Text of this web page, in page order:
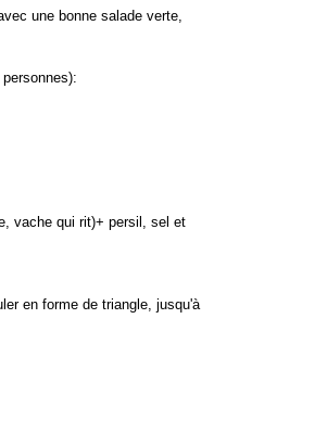
une bonne salade verte,
vache qui rit)+ persil, sel et
en forme de triangle, jusqu'à